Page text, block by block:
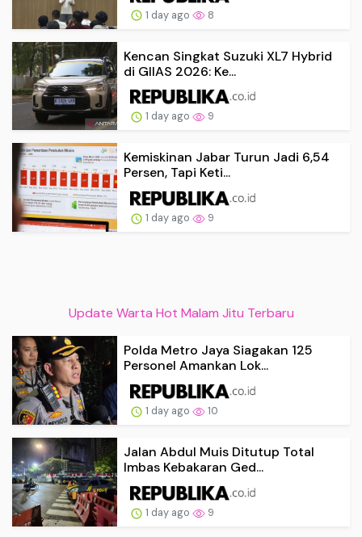
1 day ago 8
Kencan Singkat Suzuki XL7 Hybrid
di GIIAS 2026: Ke...
1 day ago 9
Kemiskinan Jabar Turun Jadi 6,54
Persen, Tapi Keti...
1 day ago 9
Update Warta Hot Malam Jitu Terbaru
Polda Metro Jaya Siagakan 125
Personel Amankan Lok...
1 day ago 10
Jalan Abdul Muis Ditutup Total
Imbas Kebakaran Ged...
1 day ago 9